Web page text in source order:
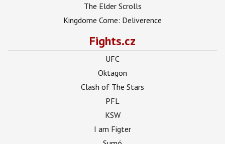
The Elder Scrolls
Kingdome Come: Deliverence
Fights.cz
UFC
Oktagon
Clash of The Stars
PFL
KSW
I am Figter